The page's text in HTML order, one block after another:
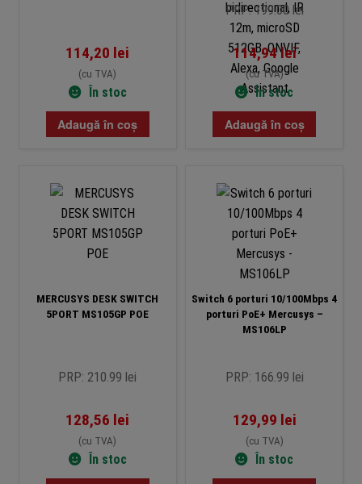
114,20 lei
(cu TVA)
În stoc
Adaugă în coș
512GB, ONVIF, Alexa, Google
Assistant
PRP: 199.00 lei
114,94lei
(cu TVA)
În stoc
Adaugă în coș
MERCUSYS DESK SWITCH
5PORT MS105GP POE
PRP: 210.99 lei
128,56 lei
(cu TVA)
În stoc
Switch 6 porturi 10/100Mbps 4
porturi PoE+ Mercusys –
MS106LP
PRP: 166.99 lei
129,99 lei
(cu TVA)
În stoc